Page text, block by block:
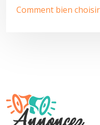
Comment bien